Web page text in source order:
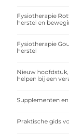
Fysiotherapie
herstel en
Fysiotherapie
herstel
Nieuw
helpen bij een
Supplementen
Praktische gids